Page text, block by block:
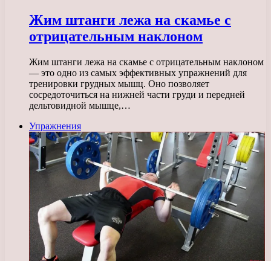
Жим штанги лежа на скамье с
отрицательным наклоном
Жим штанги лежа на скамье с отрицательным наклоном
— это одно из самых эффективных упражнений для
тренировки грудных мышц. Оно позволяет
сосредоточиться на нижней части груди и передней
дельтовидной мышце,…
Упражнения